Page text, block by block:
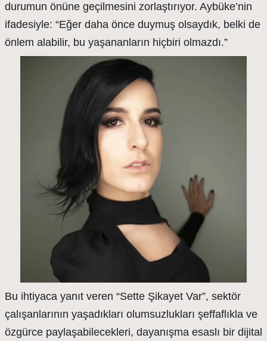
durumun önüne geçilmesini zorlaştırıyor. Aybüke’nin
ifadesiyle: “Eğer daha önce duymuş olsaydık, belki de
önlem alabilir, bu yaşananların hiçbiri olmazdı.”
Bu ihtiyaca yanıt veren “Sette Şikayet Var”, sektör
çalışanlarının yaşadıkları olumsuzlukları şeffaflıkla ve
özgürce paylaşabilecekleri, dayanışma esaslı bir dijital